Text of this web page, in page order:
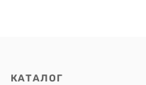
КАТАЛОГ